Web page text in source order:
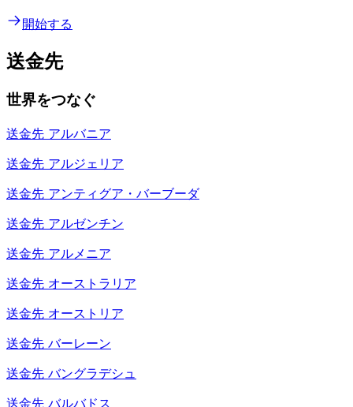
開始する
送金先
世界をつなぐ
送金先 アルバニア
送金先 アルジェリア
送金先 アンティグア・バーブーダ
送金先 アルゼンチン
送金先 アルメニア
送金先 オーストラリア
送金先 オーストリア
送金先 バーレーン
送金先 バングラデシュ
送金先 バルバドス